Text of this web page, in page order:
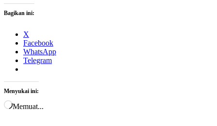
Bagikan ini:
X
Facebook
WhatsApp
Telegram
Menyukai ini:
Memuat...